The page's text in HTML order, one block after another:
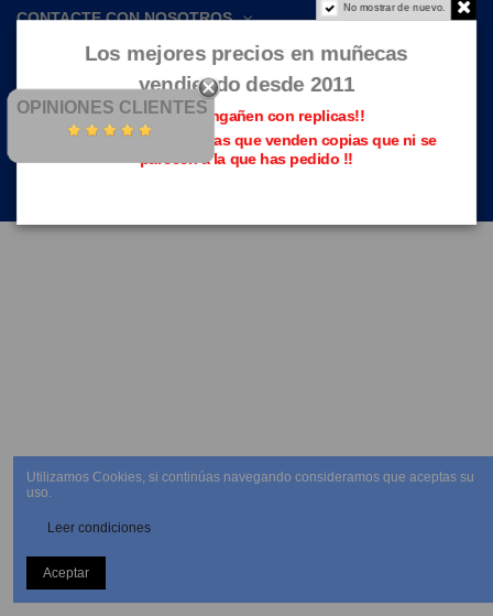
CONTACTE CON NOSOTROS
OPINIONES CLIENTES
No mostrar de nuevo.
Los mejores precios en muñecas
vendiendo desde 2011
Que no te engañen con replicas!!
Evita las páginas piratas que venden copias que ni se
parecen a la que has pedido !!
Utilizamos Cookies, si continúas navegando consideramos que aceptas su
uso.
Leer condiciones
Aceptar